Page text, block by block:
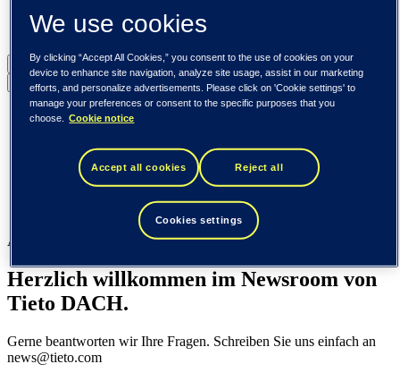
Insights
Medienbibliothek
DACH (Deutsch)
Zurück zum Menü
Global (English)
Spanien / Iberien (español)
Schweden (svenska)
Norwegen (norsk)
Vereinigte Staaten (English)
Aktuelles
Herzlich willkommen im Newsroom von
Tieto DACH.
Gerne beantworten wir Ihre Fragen. Schreiben Sie uns einfach an
news@tieto.com
We use cookies
By clicking “Accept All Cookies,” you consent to the use of cookies on your
device to enhance site navigation, analyze site usage, assist in our marketing
efforts, and personalize advertisements. Please click on 'Cookie settings' to
manage your preferences or consent to the specific purposes that you
choose. Cookie notice
Accept all cookies Reject all
Cookies settings